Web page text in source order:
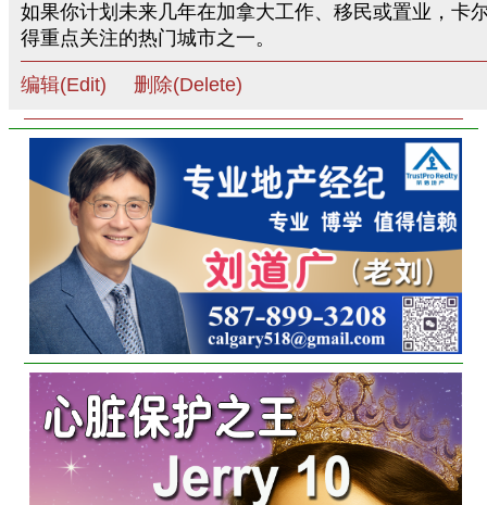
如果你计划未来几年在加拿大工作、移民或置业，卡
得重点关注的热门城市之一。
编辑(Edit) 删除(Delete)